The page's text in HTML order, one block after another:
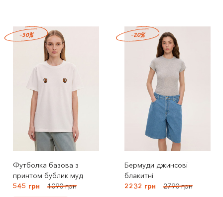
Футболка базова з
принтом бублик муд
545 грн
1090 грн
-50%
Бермуди джинсові
блакитні
2232 грн
2790 грн
-20%